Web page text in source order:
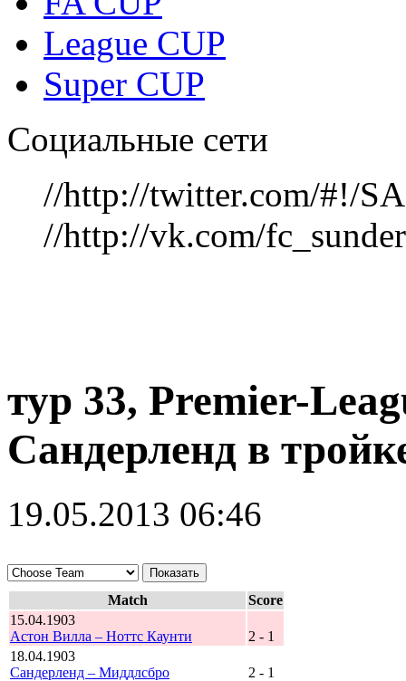
League CUP
Super CUP
Социальные сети
//http://twitter.com/#!/
//http://vk.com/
тур 33, Рremier-
Сандерленд в
19.05.2013 06:46
Match
Score
15.04.1903
Астон Вилла – Ноттс Каунти
2 - 1
18.04.1903
Сандерленд – Миддлсбро
2 - 1